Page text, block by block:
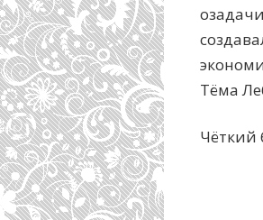
Тёма
Чёткий